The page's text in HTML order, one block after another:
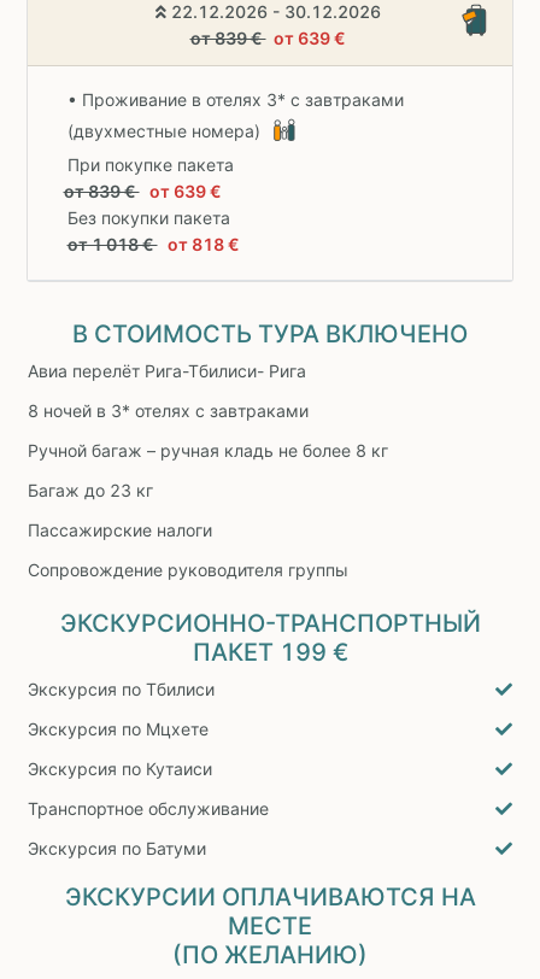
22.12.2026 - 30.12.2026
от 839 €от 639 €
• Проживание в отелях 3* с завтраками
(двухместные номера)
При покупке пакета
от 839 € от 639 €
Без покупки пакета
от 1 018 € от 818 €
В СТОИМОСТЬ ТУРА ВКЛЮЧЕНО
Авиа перелёт Рига-Тбилиси- Рига
8 ночей в 3* отелях с завтраками
Ручной багаж – ручная кладь не более 8 кг
Багаж до 23 кг
Пассажирские налоги
Сопровождение руководителя группы
ЭКСКУРСИОННО-ТРАНСПОРТНЫЙ
ПАКЕТ 199 €
Экскурсия по Тбилиси
Экскурсия по Мцхете
Экскурсия по Кутаиси
Транспортное обслуживание
Экскурсия по Батуми
ЭКСКУРСИИ ОПЛАЧИВАЮТСЯ НА
МЕСТЕ
(ПО ЖЕЛАНИЮ)